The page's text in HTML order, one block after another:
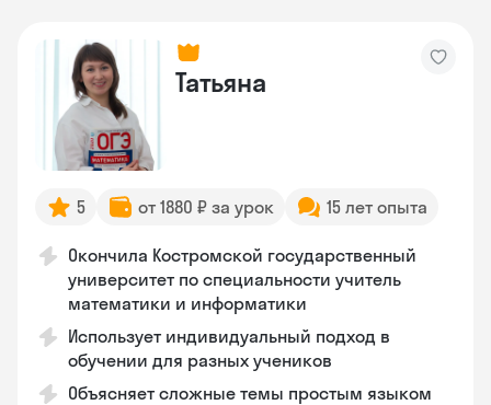
Татьяна
5 от 1880 ₽ за урок 15 лет опыта
Окончила Костромской государственный
университет по специальности учитель
математики и информатики
Использует индивидуальный подход в
обучении для разных учеников
Объясняет сложные темы простым языком